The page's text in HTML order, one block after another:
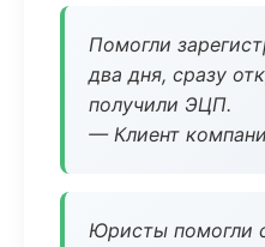
Помогли
два дня, сразу
получили ЭЦП.
— Клиент
Юристы помогли